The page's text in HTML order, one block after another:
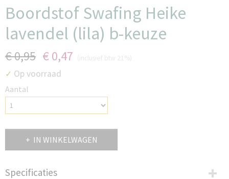
Boordstof Swafing Heike
lavendel (lila) b-keuze
€ 0,95 € 0,47
✓ Op voorraad
Aantal
IN WINKELWAGEN
Specificaties